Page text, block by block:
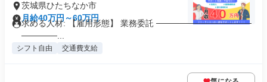
茨城県ひたちなか市
月給40万円～60万円
求める人材: 【雇用形態】 業務委託 ────────────────
──────...
シフト自由 交通費支給